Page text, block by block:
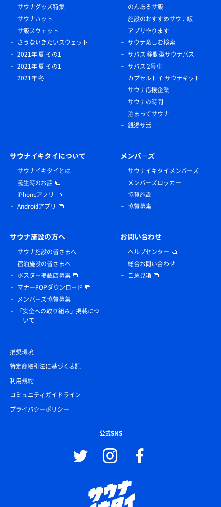
サウナグッズ特集
サウナハット
サ飯スウェット
さうないきたいスウェット
2021年 夏 その1
2021年 夏 その1
2021年 冬
のんあるサ飯
施設のおすすめサウナ飯
アプリ作ります
サウナ楽しむ検索
サバス 移動型サウナバス
サバス 2号車
カプセルトイ サウナキット
サウナ応援企業
サウナの時間
泊まってサウナ
銭湯サ活
サウナイキタイについて
サウナイキタイとは
誕生時のお話
iPhoneアプリ
Androidアプリ
メンバーズ
サウナイキタイメンバーズ
メンバーズロッカー
協賛施設
協賛募集
サウナ施設の方へ
サウナ施設の皆さまへ
宿泊施設の皆さまへ
ポスター掲載店募集
マナーPOPダウンロード
メンバーズ協賛募集
「安全への取り組み」掲載につ
いて
お問い合わせ
ヘルプセンター
総合お問い合わせ
ご意見箱
推奨環境
特定商取引法に基づく表記
利用規約
コミュニティガイドライン
プライバシーポリシー
公式SNS